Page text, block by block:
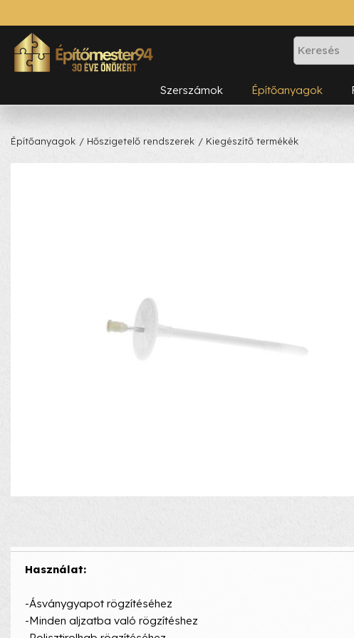
Szerszámok Építőanyagok
Építőanyagok / Hőszigetelő rendszerek / Kiegészítő termékék
Használat:
-Ásványgyapot rögzítéséhez
-Minden aljzatba való rögzítéshez